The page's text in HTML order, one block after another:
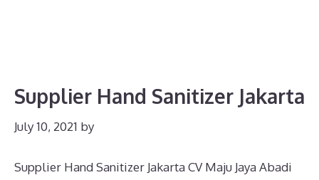
Supplier Hand Sanitizer Jakarta
July 10, 2021 by
Supplier Hand Sanitizer Jakarta CV Maju Jaya Abadi